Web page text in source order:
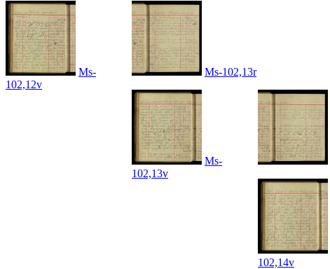
Ms-
102,12v
Ms-102,13r
Ms-
102,13v
102,14v